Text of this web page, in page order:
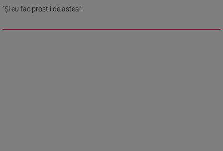
”Și eu fac prostii de astea”.